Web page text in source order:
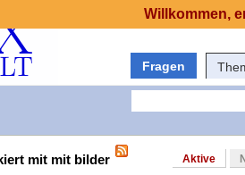
Fragen
mit mit bilder Aktive
Willkommen,